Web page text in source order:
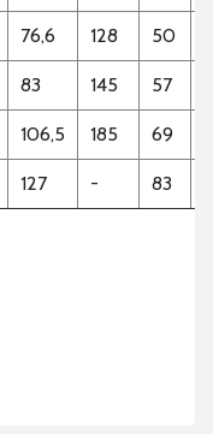
76,6 128 50
83 145 57
106,5 185 69
127 - 83